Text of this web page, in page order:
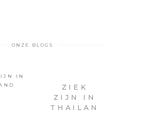
ONZE BLOGS
ZIEK
ZIJN IN
THAILAN